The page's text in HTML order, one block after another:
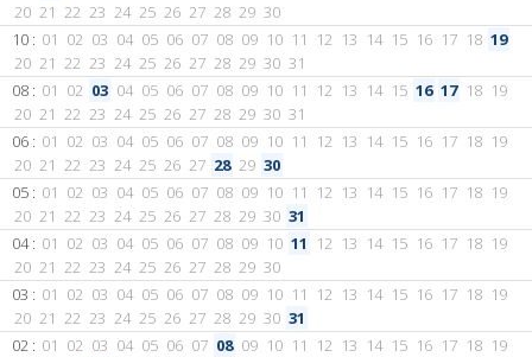
20 21 22 23 24 25 26 27 28 29 30
10 : 01 02 03 04 05 06 07 08 09 10 11 12 13 14 15 16 17 18 19
20 21 22 23 24 25 26 27 28 29 30 31
08 : 01 02 03 04 05 06 07 08 09 10 11 12 13 14 15 16 17 18 19
20 21 22 23 24 25 26 27 28 29 30 31
06 : 01 02 03 04 05 06 07 08 09 10 11 12 13 14 15 16 17 18 19
20 21 22 23 24 25 26 27 28 29 30
05 : 01 02 03 04 05 06 07 08 09 10 11 12 13 14 15 16 17 18 19
20 21 22 23 24 25 26 27 28 29 30 31
04 : 01 02 03 04 05 06 07 08 09 10 11 12 13 14 15 16 17 18 19
20 21 22 23 24 25 26 27 28 29 30
03 : 01 02 03 04 05 06 07 08 09 10 11 12 13 14 15 16 17 18 19
20 21 22 23 24 25 26 27 28 29 30 31
02 : 01 02 03 04 05 06 07 08 09 10 11 12 13 14 15 16 17 18 19